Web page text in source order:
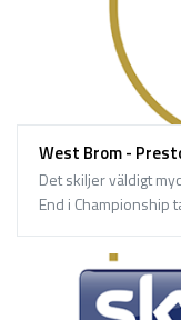
West Brom -
Det skiljer väldigt
End i Championship